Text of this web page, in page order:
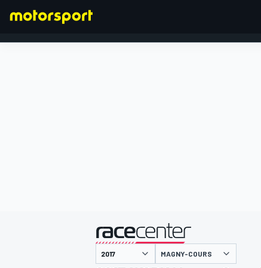
gepresenteerd door
MAGNY-COURS